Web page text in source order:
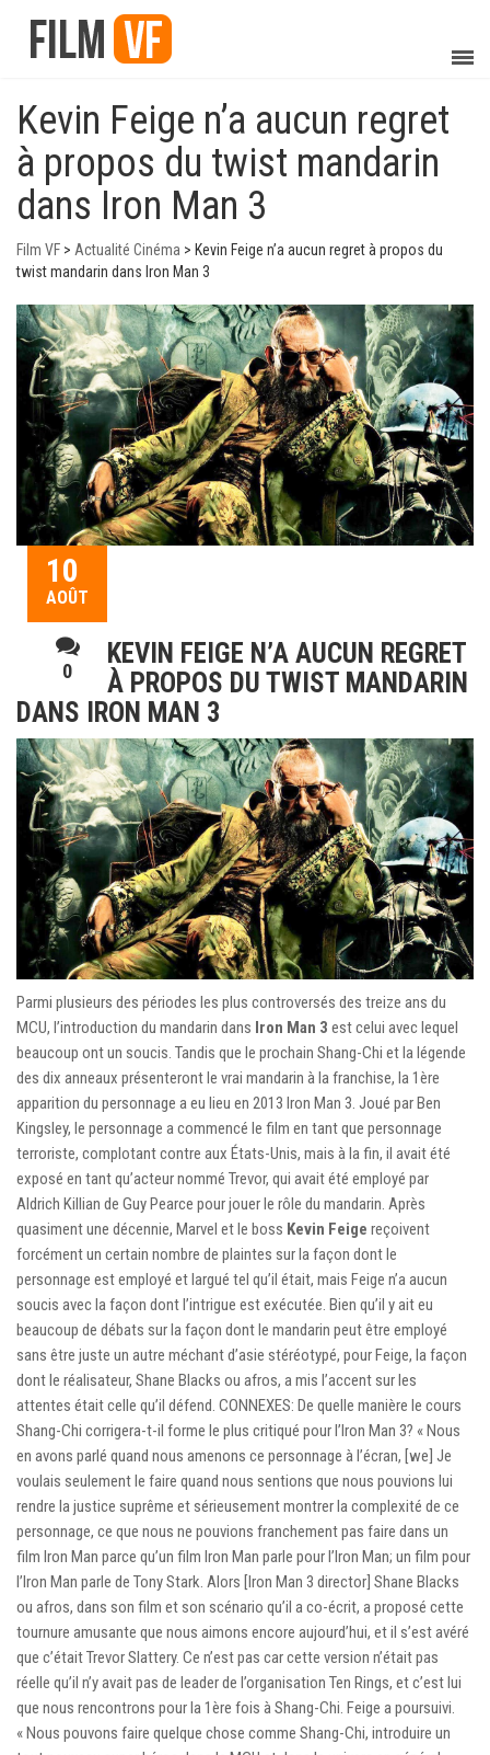
Kevin Feige n’a aucun regret
à propos du twist mandarin
dans Iron Man 3
Film VF > Actualité Cinéma > Kevin Feige n’a aucun regret à propos du
twist mandarin dans Iron Man 3
10
AOÛT
0
KEVIN FEIGE N’A AUCUN REGRET
À PROPOS DU TWIST MANDARIN
DANS IRON MAN 3
Parmi plusieurs des périodes les plus controversés des treize ans du
MCU, l’introduction du mandarin dans Iron Man 3 est celui avec lequel
beaucoup ont un soucis. Tandis que le prochain Shang-Chi et la légende
des dix anneaux présenteront le vrai mandarin à la franchise, la 1ère
apparition du personnage a eu lieu en 2013 Iron Man 3. Joué par Ben
Kingsley, le personnage a commencé le film en tant que personnage
terroriste, complotant contre aux États-Unis, mais à la fin, il avait été
exposé en tant qu’acteur nommé Trevor, qui avait été employé par
Aldrich Killian de Guy Pearce pour jouer le rôle du mandarin. Après
quasiment une décennie, Marvel et le boss Kevin Feige reçoivent
forcément un certain nombre de plaintes sur la façon dont le
personnage est employé et largué tel qu’il était, mais Feige n’a aucun
soucis avec la façon dont l’intrigue est exécutée. Bien qu’il y ait eu
beaucoup de débats sur la façon dont le mandarin peut être employé
sans être juste un autre méchant d’asie stéréotypé, pour Feige, la façon
dont le réalisateur, Shane Blacks ou afros, a mis l’accent sur les
attentes était celle qu’il défend. CONNEXES: De quelle manière le cours
Shang-Chi corrigera-t-il forme le plus critiqué pour l’Iron Man 3? « Nous
en avons parlé quand nous amenons ce personnage à l’écran, [we] Je
voulais seulement le faire quand nous sentions que nous pouvions lui
rendre la justice suprême et sérieusement montrer la complexité de ce
personnage, ce que nous ne pouvions franchement pas faire dans un
film Iron Man parce qu’un film Iron Man parle pour l’Iron Man; un film pour
l’Iron Man parle de Tony Stark. Alors [Iron Man 3 director] Shane Blacks
ou afros, dans son film et son scénario qu’il a co-écrit, a proposé cette
tournure amusante que nous aimons encore aujourd’hui, et il s’est avéré
que c’était Trevor Slattery. Ce n’est pas car cette version n’était pas
réelle qu’il n’y avait pas de leader de l’organisation Ten Rings, et c’est lui
que nous rencontrons pour la 1ère fois à Shang-Chi. Feige a poursuivi.
« Nous pouvons faire quelque chose comme Shang-Chi, introduire un